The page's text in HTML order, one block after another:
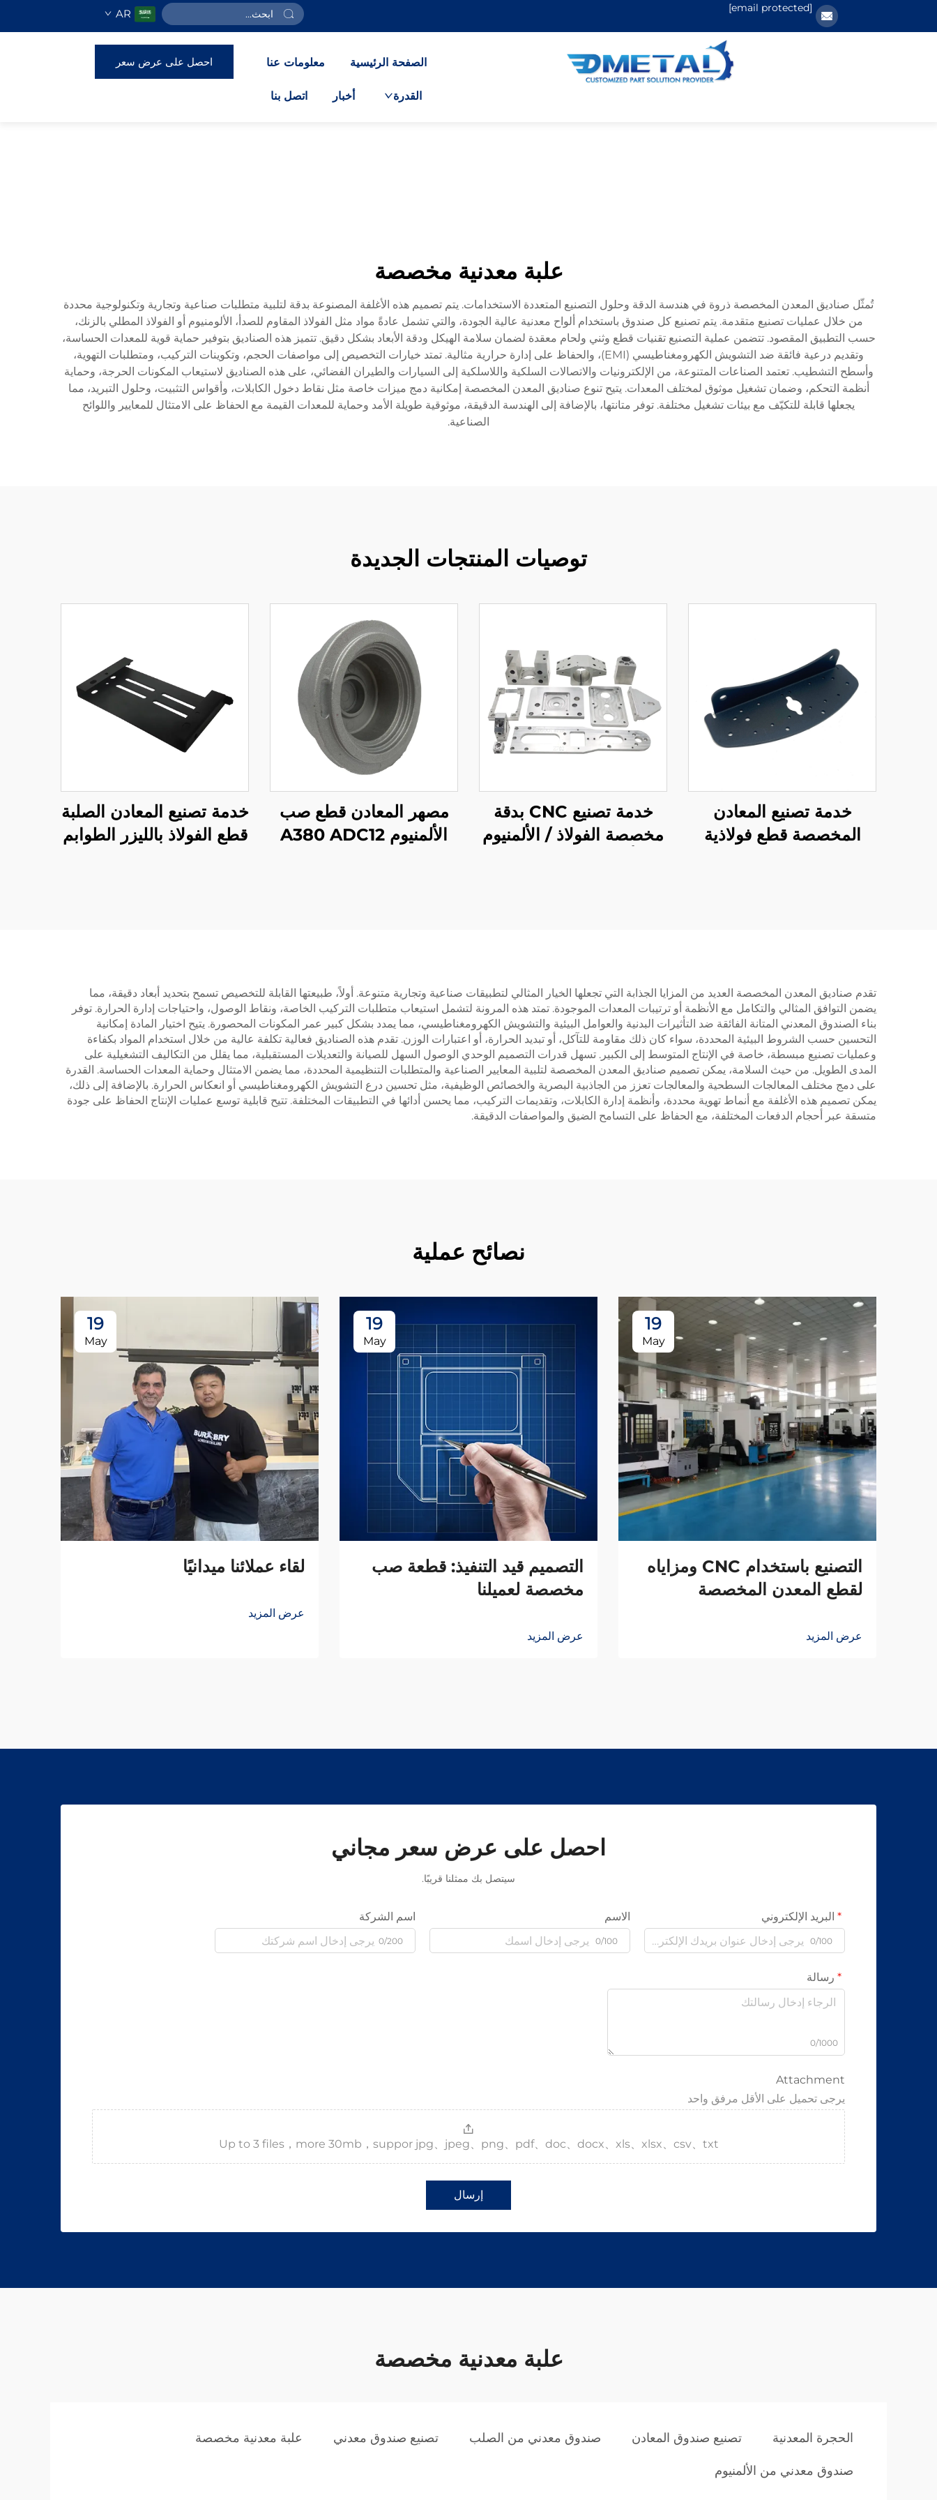
[email protected]
AR
الصفحة الرئيسية معلومات عنا
القدرة أخبار اتصل بنا
احصل على عرض سعر
علبة معدنية مخصصة
تُمثّل صناديق المعدن المخصصة ذروة في هندسة الدقة وحلول التصنيع المتعددة الاستخدامات. يتم تصميم هذه الأغلفة المصنوعة بدقة لتلبية متطلبات صناعية وتجارية وتكنولوجية محددة
من خلال عمليات تصنيع متقدمة. يتم تصنيع كل صندوق باستخدام ألواح معدنية عالية الجودة، والتي تشمل عادةً مواد مثل الفولاذ المقاوم للصدأ، الألومنيوم أو الفولاذ المطلي بالزنك،
حسب التطبيق المقصود. تتضمن عملية التصنيع تقنيات قطع وثني ولحام معقدة لضمان سلامة الهيكل ودقة الأبعاد بشكل دقيق. تتميز هذه الصناديق بتوفير حماية قوية للمعدات الحساسة،
وتقديم درعية فائقة ضد التشويش الكهرومغناطيسي (EMI)، والحفاظ على إدارة حرارية مثالية. تمتد خيارات التخصيص إلى مواصفات الحجم، وتكوينات التركيب، ومتطلبات التهوية،
وأسطح التشطيب. تعتمد الصناعات المتنوعة، من الإلكترونيات والاتصالات السلكية واللاسلكية إلى السيارات والطيران الفضائي، على هذه الصناديق لاستيعاب المكونات الحرجة، وحماية
أنظمة التحكم، وضمان تشغيل موثوق لمختلف المعدات. يتيح تنوع صناديق المعدن المخصصة إمكانية دمج ميزات خاصة مثل نقاط دخول الكابلات، وأقواس التثبيت، وحلول التبريد، مما
يجعلها قابلة للتكيّف مع بيئات تشغيل مختلفة. توفر متانتها، بالإضافة إلى الهندسة الدقيقة، موثوقية طويلة الأمد وحماية للمعدات القيمة مع الحفاظ على الامتثال للمعايير واللوائح
الصناعية.
توصيات المنتجات الجديدة
خدمة تصنيع المعادن
المخصصة قطع فولاذية
خدمة تصنيع CNC بدقة
مخصصة الفولاذ / الألمنيوم
مصهر المعادن قطع صب
الألمنيوم A380 ADC12
خدمة تصنيع المعادن الصلبة
قطع الفولاذ بالليزر الطوابم
تقدم صناديق المعدن المخصصة العديد من المزايا الجذابة التي تجعلها الخيار المثالي لتطبيقات صناعية وتجارية متنوعة. أولاً، طبيعتها القابلة للتخصيص تسمح بتحديد أبعاد دقيقة، مما
يضمن التوافق المثالي والتكامل مع الأنظمة أو ترتيبات المعدات الموجودة. تمتد هذه المرونة لتشمل استيعاب متطلبات التركيب الخاصة، ونقاط الوصول، واحتياجات إدارة الحرارة. توفر
بناء الصندوق المعدني المتانة الفائقة ضد التأثيرات البدنية والعوامل البيئية والتشويش الكهرومغناطيسي، مما يمدد بشكل كبير عمر المكونات المحصورة. يتيح اختيار المادة إمكانية
التحسين حسب الشروط البيئية المحددة، سواء كان ذلك مقاومة للتآكل، أو تبديد الحرارة، أو اعتبارات الوزن. تقدم هذه الصناديق فعالية تكلفة عالية من خلال استخدام المواد بكفاءة
وعمليات تصنيع مبسطة، خاصة في الإنتاج المتوسط إلى الكبير. تسهل قدرات التصميم الوحدي الوصول السهل للصيانة والتعديلات المستقبلية، مما يقلل من التكاليف التشغيلية على
المدى الطويل. من حيث السلامة، يمكن تصميم صناديق المعدن المخصصة لتلبية المعايير الصناعية والمتطلبات التنظيمية المحددة، مما يضمن الامتثال وحماية المعدات الحساسة. القدرة
على دمج مختلف المعالجات السطحية والمعالجات تعزز من الجاذبية البصرية والخصائص الوظيفية، مثل تحسين درع التشويش الكهرومغناطيسي أو انعكاس الحرارة. بالإضافة إلى ذلك،
يمكن تصميم هذه الأغلفة مع أنماط تهوية محددة، وأنظمة إدارة الكابلات، وتقديمات التركيب، مما يحسن أدائها في التطبيقات المختلفة. تتيح قابلية توسع عمليات الإنتاج الحفاظ على جودة
متسقة عبر أحجام الدفعات المختلفة، مع الحفاظ على التسامح الضيق والمواصفات الدقيقة.
نصائح عملية
19
May
التصنيع باستخدام CNC ومزاياه
لقطع المعدن المخصصة
عرض المزيد
19
May
التصميم قيد التنفيذ: قطعة صب
مخصصة لعميلنا
عرض المزيد
19
May
لقاء عملائنا ميدانيًا
عرض المزيد
احصل على عرض سعر مجاني
سيتصل بك ممثلنا قريبًا.
البريد الإلكتروني
0/100
الاسم
0/100
اسم الشركة
0/200
رسالة
0/1000
Attachment
يرجى تحميل على الأقل مرفق واحد
Up to 3 files，more 30mb，suppor jpg、jpeg、png、pdf、doc、docx、xls、xlsx、csv、txt
إرسال
علبة معدنية مخصصة
الحجرة المعدنية تصنيع صندوق المعادن صندوق معدني من الصلب تصنيع صندوق معدني علبة معدنية مخصصة
صندوق معدني من الألمنيوم